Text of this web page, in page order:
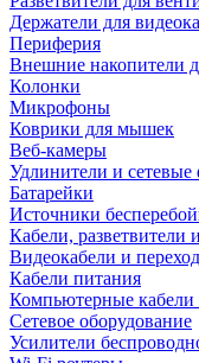
Держатели для
Периферия
Внешние накопители
Колонки
Микрофоны
Коврики для мышек
Веб-камеры
Удлинители и сетевые
Батарейки
Источники
Кабели, разветвители
Видеокабели и
Кабели питания
Компьютерные кабели
Сетевое оборудование
Усилители